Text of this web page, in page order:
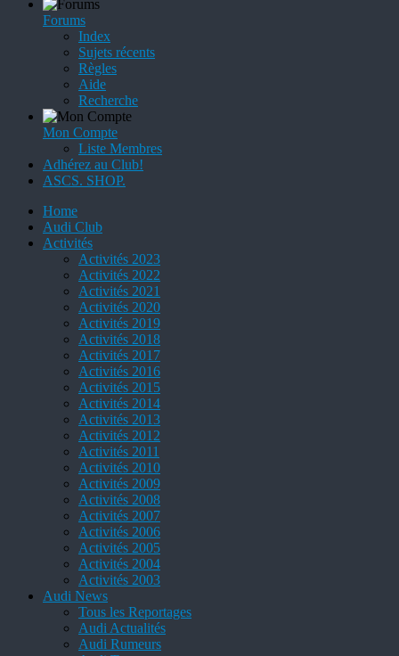
Forums
Index
Sujets récents
Règles
Aide
Recherche
Mon Compte
Liste Membres
Adhérez au Club!
ASCS. SHOP.
Home
Audi Club
Activités
Activités 2023
Activités 2022
Activités 2021
Activités 2020
Activités 2019
Activités 2018
Activités 2017
Activités 2016
Activités 2015
Activités 2014
Activités 2013
Activités 2012
Activités 2011
Activités 2010
Activités 2009
Activités 2008
Activités 2007
Activités 2006
Activités 2005
Activités 2004
Activités 2003
Audi News
Tous les Reportages
Audi Actualités
Audi Rumeurs